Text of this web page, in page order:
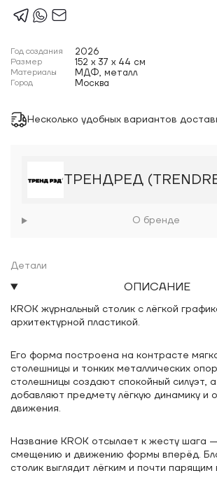
Год создания 2026
Размер 152 x 37 x 44 см
Материалы МДФ, металл
Город Москва
Несколько удобных вариантов
ТРЕНДРЕД
О бренде
Детали
ОПИСАНИЕ
KROK журнальный столик с лёгкой
архитектурной пластикой.
Его форма построена на контрасте
столешницы и тонких металлических
столешницы создают спокойный силуэт,
добавляют предмету лёгкую динамику и
движения.
Название KROK отсылает к жесту шага
смещению и движению формы вперёд.
столик выглядит лёгким и почти